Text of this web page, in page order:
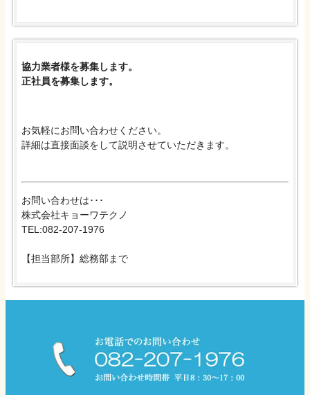
協力業者様を募集します。
正社員を募集します。
お気軽にお問い合わせください。
詳細は直接面談をして説明させていただきます。
お問い合わせは･･･
株式会社キョーワテクノ
TEL:082-207-1976
【担当部所】総務部まで